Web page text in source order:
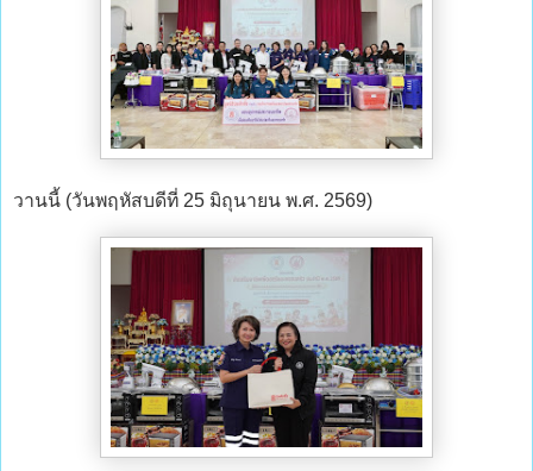
วานนี้ (วันพฤหัสบดีที่ 25 มิถุนายน พ.ศ. 2569)